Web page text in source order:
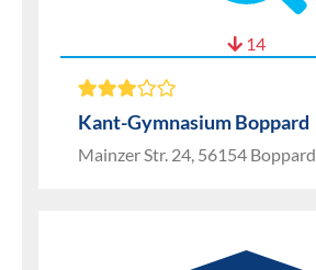
14
Kant-Gymnasium Boppard
Mainzer Str. 24, 56154 Boppard